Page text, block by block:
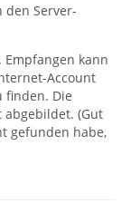
den Server-
kann
Account
finden. Die
abgebildet. (Gut
gefunden habe,